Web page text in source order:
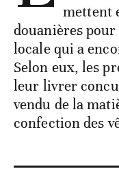
mettent
douanières
locale qui a
Selon eux, les
leur livrer
vendu de la
confection des